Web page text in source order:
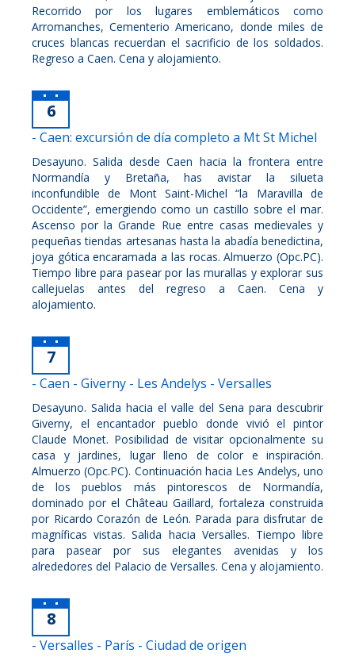
Recorrido por los lugares emblemáticos como
Arromanches, Cementerio Americano, donde miles de
cruces blancas recuerdan el sacrificio de los soldados.
Regreso a Caen. Cena y alojamiento.
6
- Caen: excursión de día completo a Mt St Michel
Desayuno. Salida desde Caen hacia la frontera entre
Normandía y Bretaña, has avistar la silueta
inconfundible de Mont Saint-Michel “la Maravilla de
Occidente”, emergiendo como un castillo sobre el mar.
Ascenso por la Grande Rue entre casas medievales y
pequeñas tiendas artesanas hasta la abadía benedictina,
joya gótica encaramada a las rocas. Almuerzo (Opc.PC).
Tiempo libre para pasear por las murallas y explorar sus
callejuelas antes del regreso a Caen. Cena y
alojamiento.
7
- Caen - Giverny - Les Andelys - Versalles
Desayuno. Salida hacia el valle del Sena para descubrir
Giverny, el encantador pueblo donde vivió el pintor
Claude Monet. Posibilidad de visitar opcionalmente su
casa y jardines, lugar lleno de color e inspiración.
Almuerzo (Opc.PC). Continuación hacia Les Andelys, uno
de los pueblos más pintorescos de Normandía,
dominado por el Château Gaillard, fortaleza construida
por Ricardo Corazón de León. Parada para disfrutar de
magníficas vistas. Salida hacia Versalles. Tiempo libre
para pasear por sus elegantes avenidas y los
alrededores del Palacio de Versalles. Cena y alojamiento.
8
- Versalles - París - Ciudad de origen